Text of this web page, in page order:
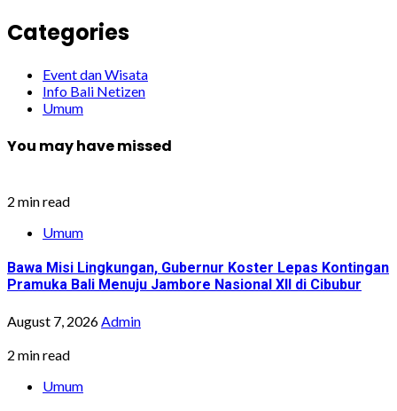
Categories
Event dan Wisata
Info Bali Netizen
Umum
You may have missed
2 min read
Umum
Bawa Misi Lingkungan, Gubernur Koster Lepas Kontingan
Pramuka Bali Menuju Jambore Nasional XII di Cibubur
August 7, 2026 Admin
2 min read
Umum